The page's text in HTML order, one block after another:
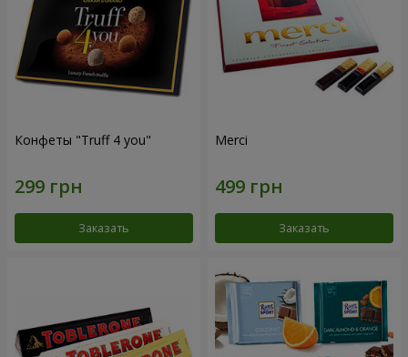
Конфеты "Truff 4 you"
Заказать
Merci
Заказать